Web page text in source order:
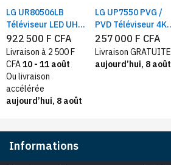
LG UR80506LB
Téléviseur LED UHD
4K 86" , ThinQ AI TV,
Smart TV Noir,
Processeur a7
922 500 F CFA
Livraison à 2 500 F
CFA10 - 11 août
Ou livraison
accélérée
aujourd’hui, 8 août
LG UP7550 PVG /
PVD Téléviseur 4K
43" / 50" UHD Smart
LED TV
257 000 F CFA
Livraison GRATUITE
aujourd’hui, 8 août
Informations